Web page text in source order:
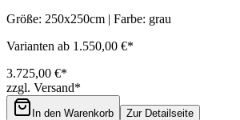
Größe: 250x250cm | Farbe: grau
Varianten ab 1.550,00 €*
3.725,00 €*
zzgl. Versand*
In den Warenkorb Zur Detailseite